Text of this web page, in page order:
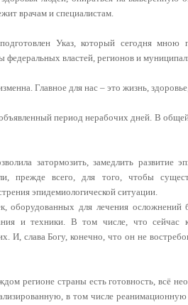
врачам и специалистам.
Указ, который сегодня мною
властей, регионов и
Главное для нас – это жизнь,
период нерабочих дней. В
затормозить, замедлить
прежде всего, для того, чтобы
эпидемиологической ситуации.
оборудованных для лечения
и техники. В том числе, что сейчас
И, слава Богу, конечно, что он не
регионе страны есть готовность, всё
в том числе